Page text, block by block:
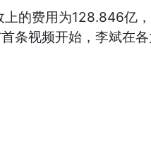
的费用为128.846亿
条视频开始，李斌在